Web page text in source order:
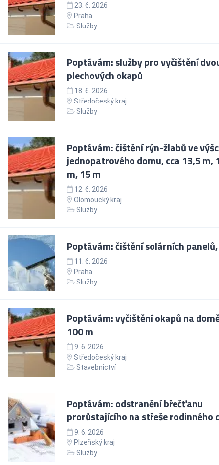
23. 6. 2026
Praha
Služby
Poptávám: služby pro vyčištění
plechových okapů
18. 6. 2026
Středočeský kraj
Služby
Poptávám: čištění rýn-žlabů ve
jednopatrového domu, cca 13,5 m,
m, 15 m
12. 6. 2026
Olomoucký kraj
Služby
Poptávám: čištění solárních
11. 6. 2026
Praha
Služby
Poptávám: vyčištění okapů na
100 m
9. 6. 2026
Středočeský kraj
Stavebnictví
Poptávám: odstranění břečťanu
prorůstajícího na střeše rodinného
9. 6. 2026
Plzeňský kraj
Služby